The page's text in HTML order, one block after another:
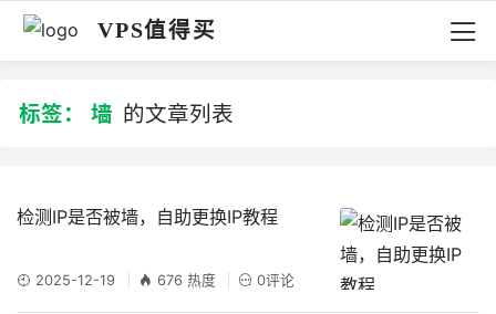
VPS值得买
标签： 墙 的文章列表
检测IP是否被墙，自助更换IP教程
2025-12-19 676 热度 0评论